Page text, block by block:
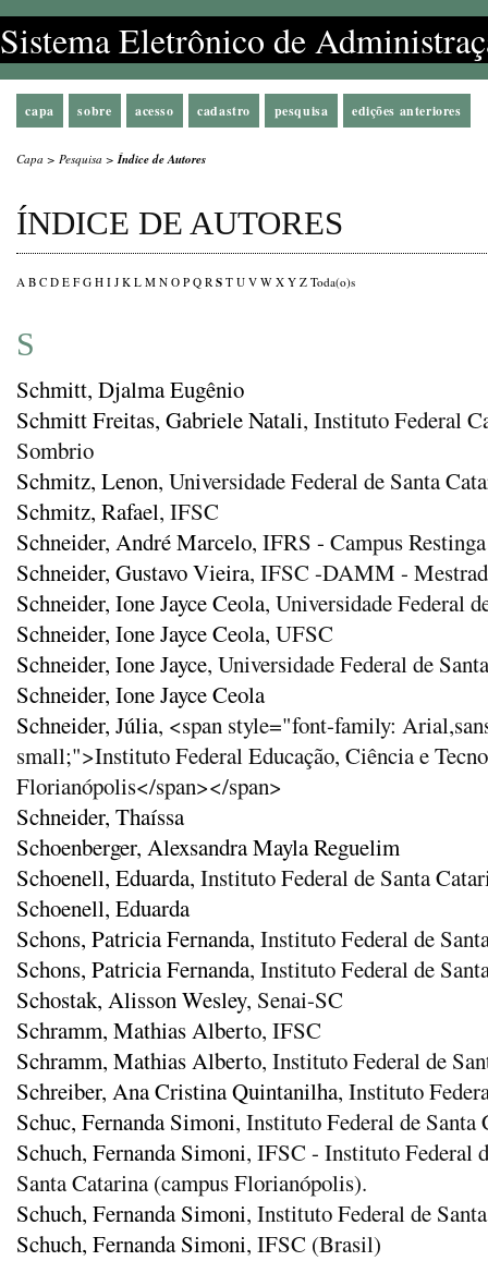
Sistema Eletrônico de
capa sobre acesso cadastro pesquisa edições anteriores
Capa > Pesquisa >Índice de Autores
ÍNDICE DE AUTORES
A B C D E F G H I J K L M N O P Q R S T U V W X Y Z Toda(o)s
S
Schmitt, Djalma Eugênio
Schmitt Freitas, Gabriele Natali, Instituto Federal
Sombrio
Schmitz, Lenon, Universidade Federal de Santa
Schmitz, Rafael, IFSC
Schneider, André Marcelo, IFRS - Campus
Schneider, Gustavo Vieira, IFSC -DAMM -
Schneider, Ione Jayce Ceola, Universidade Federal
Schneider, Ione Jayce Ceola, UFSC
Schneider, Ione Jayce, Universidade Federal de
Schneider, Ione Jayce Ceola
Schneider, Júlia, <span style="font-family:
small;">Instituto Federal Educação, Ciência e
Florianópolis</span></span>
Schneider, Thaíssa
Schoenberger, Alexsandra Mayla Reguelim
Schoenell, Eduarda, Instituto Federal de Santa
Schoenell, Eduarda
Schons, Patricia Fernanda, Instituto Federal de
Schons, Patricia Fernanda, Instituto Federal de
Schostak, Alisson Wesley, Senai-SC
Schramm, Mathias Alberto, IFSC
Schramm, Mathias Alberto, Instituto Federal de
Schreiber, Ana Cristina Quintanilha, Instituto
Schuc, Fernanda Simoni, Instituto Federal de Santa
Schuch, Fernanda Simoni, IFSC - Instituto Federal
Santa Catarina (campus Florianópolis).
Schuch, Fernanda Simoni, Instituto Federal de
Schuch, Fernanda Simoni, IFSC (Brasil)